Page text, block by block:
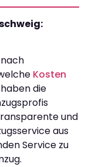
Kosten
die
und
aus
Service zu